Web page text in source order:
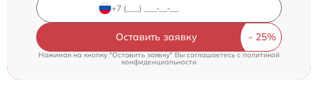
Оставить заявку
Нажимая на кнопку "Оставить заявку" Вы соглашаетесь c политикой
конфиденциальности